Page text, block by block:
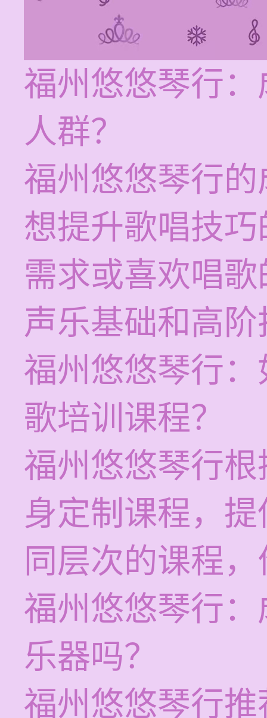
福州悠悠琴行
人群？
福州悠悠琴行
想提升歌唱技
需求或喜欢唱
声乐基础和高
福州悠悠琴行
歌培训课程？
福州悠悠琴行
身定制课程，
同层次的课程
福州悠悠琴行
乐器吗？
福州悠悠琴行推